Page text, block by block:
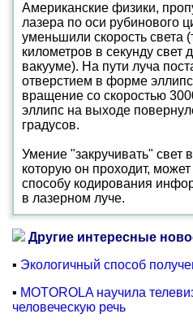
Американские физики,
лазера по оси рубинового
уменьшили скорость света
километров в секунду свет
вакууме). На пути луча
отверстием в форме
вращение со скоростью
эллипс на выходе
градусов.
Умение "закручивать"
которую он проходит,
способу кодирования
в лазерном луче.
Другие интересные
▪ Экологичный способ
▪ MOTOROLA научила
человеческую речь